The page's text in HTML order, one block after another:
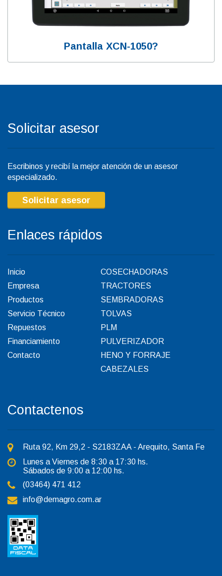
Pantalla XCN-1050?
Solicitar asesor
Escribinos y recibí la mejor atención de un asesor
especializado.
Solicitar asesor
Enlaces rápidos
Inicio
Empresa
Productos
Servicio Técnico
Repuestos
Financiamiento
Contacto
COSECHADORAS
TRACTORES
SEMBRADORAS
TOLVAS
PLM
PULVERIZADOR
HENO Y FORRAJE
CABEZALES
Contactenos
Ruta 92, Km 29,2 - S2183ZAA - Arequito, Santa Fe
Lunes a Viernes de 8:30 a 17:30 hs.
Sábados de 9:00 a 12:00 hs.
(03464) 471 412
info@demagro.com.ar